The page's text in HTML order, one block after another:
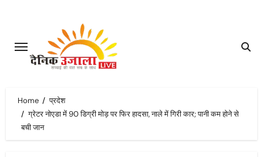
content
Home
प्रदेश
ग्रेटर नोएडा में 90 डिग्री मोड़ पर फिर हादसा, नाले में गिरी कार; पानी कम होने से
बची जान